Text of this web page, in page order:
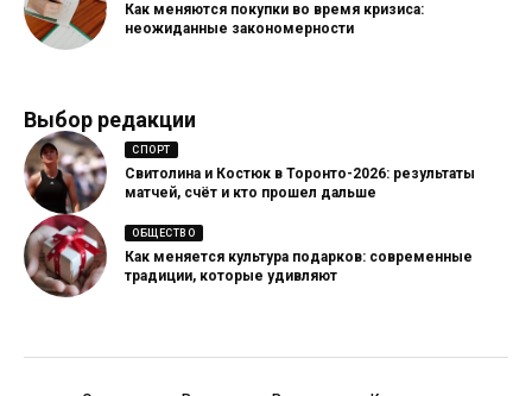
Как меняются покупки во время кризиса:
неожиданные закономерности
Выбор редакции
СПОРТ
Свитолина и Костюк в Торонто-2026: результаты
матчей, счёт и кто прошел дальше
ОБЩЕСТВО
Как меняется культура подарков: современные
традиции, которые удивляют